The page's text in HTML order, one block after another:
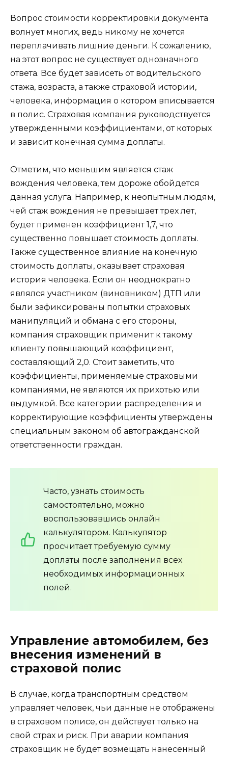
Вопрос стоимости корректировки документа
волнует многих, ведь никому не хочется
переплачивать лишние деньги. К сожалению,
на этот вопрос не существует однозначного
ответа. Все будет зависеть от водительского
стажа, возраста, а также страховой истории,
человека, информация о котором вписывается
в полис. Страховая компания руководствуется
утвержденными коэффициентами, от которых
и зависит конечная сумма доплаты.
Отметим, что меньшим является стаж
вождения человека, тем дороже обойдется
данная услуга. Например, к неопытным людям,
чей стаж вождения не превышает трех лет,
будет применен коэффициент 1,7, что
существенно повышает стоимость доплаты.
Также существенное влияние на конечную
стоимость доплаты, оказывает страховая
история человека. Если он неоднократно
являлся участником (виновником) ДТП или
были зафиксированы попытки страховых
манипуляций и обмана с его стороны,
компания страховщик применит к такому
клиенту повышающий коэффициент,
составляющий 2,0. Стоит заметить, что
коэффициенты, применяемые страховыми
компаниями, не являются их прихотью или
выдумкой. Все категории распределения и
корректирующие коэффициенты утверждены
специальным законом об автогражданской
ответственности граждан.
Часто, узнать стоимость
самостоятельно, можно
воспользовавшись онлайн
калькулятором. Калькулятор
просчитает требуемую сумму
доплаты после заполнения всех
необходимых информационных
полей.
Управление автомобилем, без
внесения изменений в
страховой полис
В случае, когда транспортным средством
управляет человек, чьи данные не отображены
в страховом полисе, он действует только на
свой страх и риск. При аварии компания
страховщик не будет возмещать нанесенный